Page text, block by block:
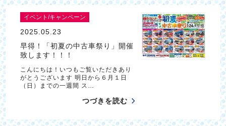
イベント/キャンペーン
2025.05.23
早得！「初夏の中古車祭り」開催
致します！！！
こんにちは！いつもご覧いただきあり
がとうございます 明日から６月１日
（日）までの一週間 ス…
つづきを読む